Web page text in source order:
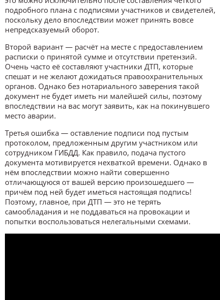
подробного плана с подписями участников и свидетелей,
поскольку дело впоследствии может принять вовсе
непредсказуемый оборот.
Второй вариант — расчёт на месте с предоставлением
расписки о принятой сумме и отсутствии претензий.
Очень часто её составляют участники ДТП, которые
спешат и не желают дожидаться правоохранительных
органов. Однако без нотариального заверения такой
документ не будет иметь ни малейшей силы, поэтому
впоследствии на вас могут заявить, как на покинувшего
место аварии.
Третья ошибка — оставление подписи под пустым
протоколом, предложенным другим участником или
сотрудником ГИБДД. Как правило, подача пустого
документа мотивируется нехваткой времени. Однако в
нём впоследствии можно найти совершенно
отличающуюся от вашей версию произошедшего —
причём под ней будет иметься настоящая подпись!
Поэтому, главное, при ДТП — это не терять
самообладания и не поддаваться на провокации и
попытки воспользоваться нелегальными схемами.